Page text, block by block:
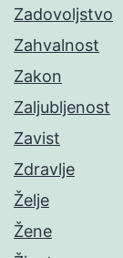
Zadovoljstvo
Zahvalnost
Zakon
Zaljubljenost
Zavist
Zdravlje
Želje
Žene